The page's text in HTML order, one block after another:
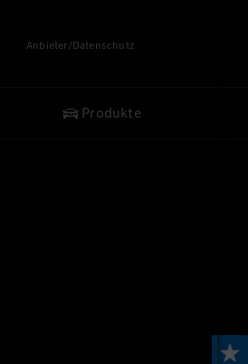
Anbieter/Datenschutz
Produkte